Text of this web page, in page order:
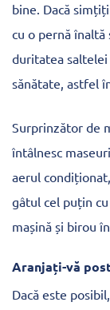
bine. Dacă
cu o pernă înaltă
duritatea saltelei
sănătate, astfel
Surprinzător de
întâlnesc
aerul
gâtul cel puțin
mașină și birou
Aranjați-vă
Dacă este